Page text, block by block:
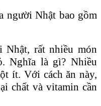
người Nhật bao gồm
Nhật, rất nhiều món
Nghĩa là gì? Nhiều
ít. Với cách ăn này,
chất và vitamin cần